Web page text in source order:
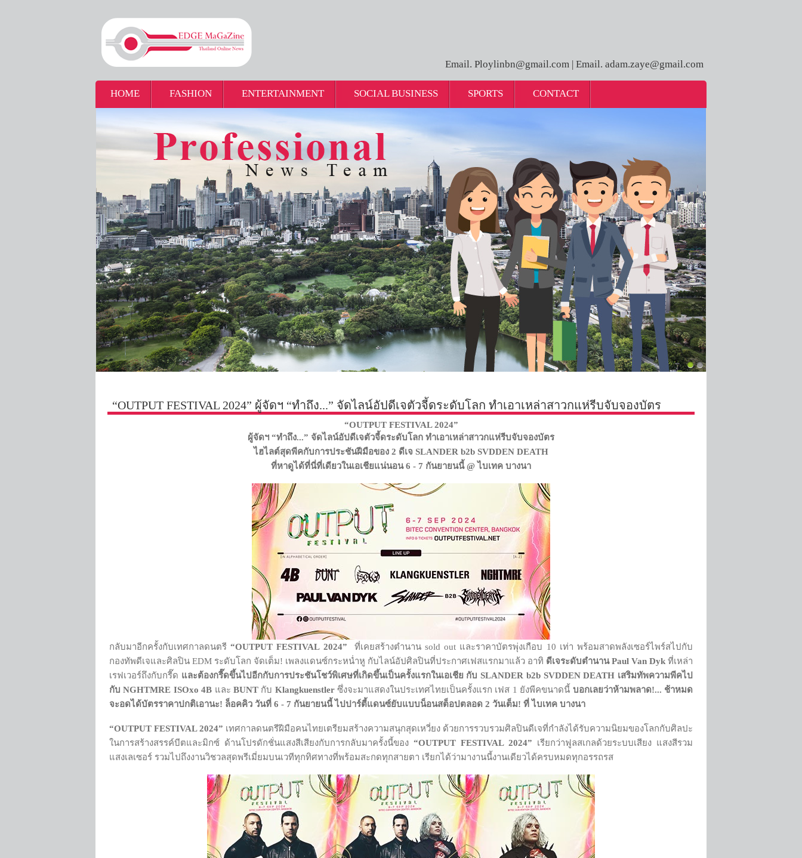
Email. Ploylinbn@gmail.com | Email. adam.zaye@gmail.com
HOME FASHION ENTERTAINMENT SOCIAL BUSINESS SPORTS CONTACT
“OUTPUT FESTIVAL 2024” ผู้จัดฯ “ทำถึง...” จัดไลน์อัปดีเจตัวจี้ดระดับโลก ทำเอาเหล่าสาวกแห่รีบจับจองบัตร
“OUTPUT FESTIVAL 2024”
ผู้จัดฯ “ทำถึง...” จัดไลน์อัปดีเจตัวจี้ดระดับโลก ทำเอาเหล่าสาวกแห่รีบจับจองบัตร
ไฮไลต์สุดพีคกับการประชันฝีมือของ 2 ดีเจ SLANDER b2b SVDDEN DEATH
ที่หาดูได้ที่นี่ที่เดียวในเอเชียแน่นอน6 - 7 กันยายนนี้ @ ไบเทค บางนา
กลับมาอีกครั้งกับเทศกาลดนตรี“OUTPUT FESTIVAL 2024” ที่เคยสร้างตำนาน sold out และราคาบัตรพุ่งเกือบ 10 เท่า พร้อมสาดพลังเซอร์ไพร์สไปกับ
กองทัพดีเจและศิลปิน EDM ระดับโลก จัดเต็ม! เพลงแดนซ์กระหน่ำหู กับไลน์อัปศิลปินที่ประกาศเฟสแรกมาแล้ว อาทิ ดีเจระดับตำนาน Paul Van Dyk ที่เหล่า
เรฟเวอร์ถึงกับกรี๊ด และต้องกรี๊ดขึ้นไปอีกกับการประชันโชว์พิเศษที่เกิดขึ้นเป็นครั้งแรกในเอเชีย กับSLANDER b2b SVDDEN DEATH เสริมทัพความพีคไป
กับ NGHTMRE ISOxo 4B และ BUNTกับ Klangkuenstlerซึ่งจะมาแสดงในประเทศไทยเป็นครั้งแรก เฟส 1 ยังพีคขนาดนี้ บอกเลยว่าห้ามพลาด!... ช้าหมด
จะอดได้บัตรราคาปกติเอานะ! ล็อคคิว วันที่ 6 - 7 กันยายนนี้ ไปปาร์ตี้แดนซ์ยับแบบน็อนสต็อปตลอด 2 วันเต็ม! ที่ ไบเทค บางนา
“OUTPUT FESTIVAL 2024” เทศกาลดนตรีฝีมือคนไทยเตรียมสร้างความสนุกสุดเหวี่ยง ด้วยการรวบรวมศิลปินดีเจที่กำลังได้รับความนิยมของโลกกับศิลปะ
ในการสร้างสรรค์บีตและมิกซ์ ด้านโปรดักชั่นแสงสีเสียงกับการกลับมาครั้งนี้ของ “OUTPUT FESTIVAL 2024” เรียกว่าฟูลสเกลด้วยระบบเสียง แสงสีรวม
แสงเลเซอร์ รวมไปถึงงานวิชวลสุดพรีเมี่ยมบนเวทีทุกทิศทางที่พร้อมสะกดทุกสายตา เรียกได้ว่ามางานนี้งานเดียวได้ครบหมดทุกอรรถรส